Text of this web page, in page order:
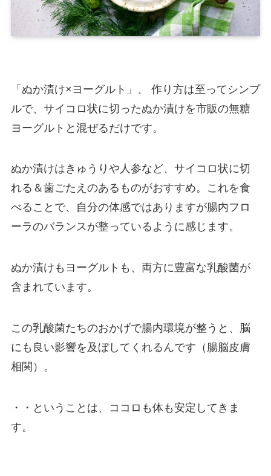
「ぬか漬け×ヨーグルト」、 作り方は至ってシンプ
ルで、サイコロ状に切ったぬか漬けを市販の無糖
ヨーグルトと混ぜるだけです。
ぬか漬けはきゅうりや人参など、サイコロ状に切
れる＆歯ごたえのあるものがおすすめ。これを食
べることで、自分の体感ではありますが腸内フロ
ーラのバランスが整っているように感じます。
ぬか漬けもヨーグルトも、両方に豊富な乳酸菌が
含まれています。
この乳酸菌たちのおかげで腸内環境が整うと、脳
にも良い影響を及ぼしてくれるんです（腸脳皮膚
相関）。
・・ということは、ココロも体も安定してきま
す。